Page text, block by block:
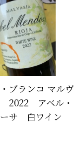
ブランコ マルヴ
2022 アベル・
サ 白ワイン